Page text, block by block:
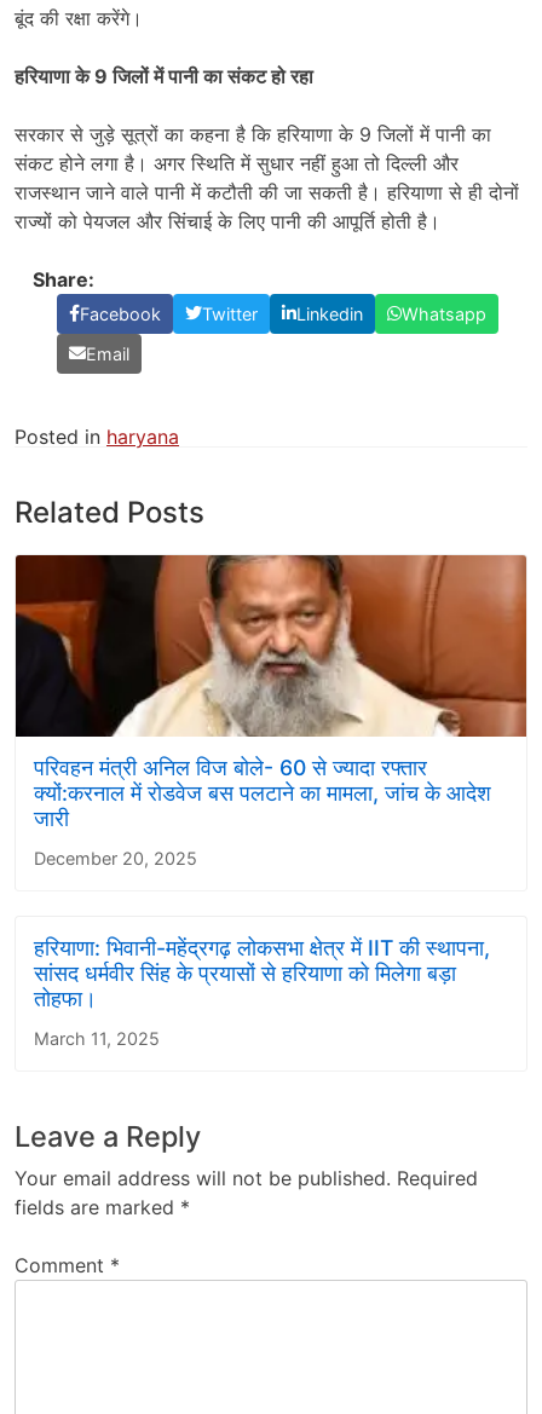
बूंद की रक्षा करेंगे।
हरियाणा के 9 जिलों में पानी का संकट हो रहा
सरकार से जुड़े सूत्रों का कहना है कि हरियाणा के 9 जिलों में पानी का
संकट होने लगा है। अगर स्थिति में सुधार नहीं हुआ तो दिल्ली और
राजस्थान जाने वाले पानी में कटौती की जा सकती है। हरियाणा से ही दोनों
राज्यों को पेयजल और सिंचाई के लिए पानी की आपूर्ति होती है।
Share:
Facebook Twitter Linkedin
Whatsapp
Email
Posted in haryana
Related Posts
परिवहन मंत्री अनिल विज बोले- 60 से ज्यादा रफ्तार
क्यों:करनाल में रोडवेज बस पलटाने का मामला, जांच के आदेश
जारी
December 20, 2025
हरियाणा: भिवानी-महेंद्रगढ़ लोकसभा क्षेत्र में IIT की स्थापना,
सांसद धर्मवीर सिंह के प्रयासों से हरियाणा को मिलेगा बड़ा
तोहफा।
March 11, 2025
Leave a Reply
Your email address will not be published. Required
fields are marked *
Comment *